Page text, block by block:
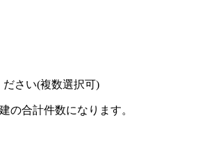
さい(複数選択可)
の合計件数になります。